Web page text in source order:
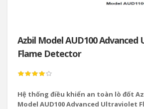
Azbil Model AUD100
Flame Detector
Hệ thống điều khiển an toàn lò đốt
Model AUD100 Advanced Ultraviolet